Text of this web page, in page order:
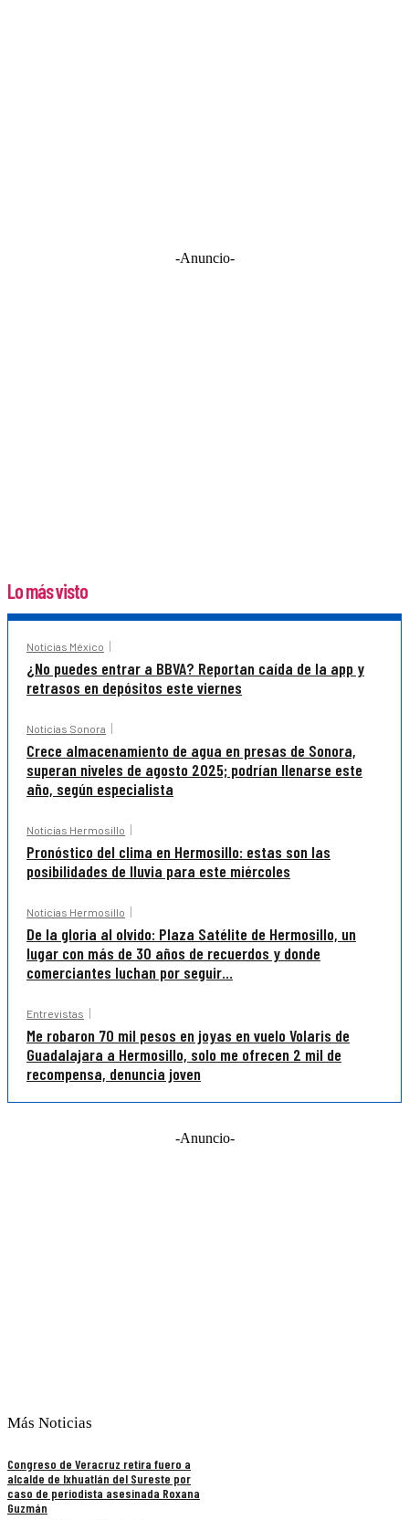
-Anuncio-
Lo más visto
Noticias México
¿No puedes entrar a BBVA? Reportan caída de la app y
retrasos en depósitos este viernes
Noticias Sonora
Crece almacenamiento de agua en presas de Sonora,
superan niveles de agosto 2025; podrían llenarse este
año, según especialista
Noticias Hermosillo
Pronóstico del clima en Hermosillo: estas son las
posibilidades de lluvia para este miércoles
Noticias Hermosillo
De la gloria al olvido: Plaza Satélite de Hermosillo, un
lugar con más de 30 años de recuerdos y donde
comerciantes luchan por seguir...
Entrevistas
Me robaron 70 mil pesos en joyas en vuelo Volaris de
Guadalajara a Hermosillo, solo me ofrecen 2 mil de
recompensa, denuncia joven
-Anuncio-
Más Noticias
Congreso de Veracruz retira fuero a
alcalde de Ixhuatlán del Sureste por
caso de periodista asesinada Roxana
Guzmán